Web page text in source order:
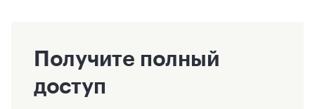
Получите полный
доступ